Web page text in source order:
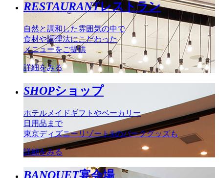
RESTAURANTレストラン
自然と調和した雰囲気の中で
食材や調理法にこだわった
メニューをご提供
詳細をみる
SHOPショップ
ホテルメイドギフトやベーカリー
日用品まで
東京ディズニーリゾート®のパークグッズも
詳細をみる
BANQUET宴会場